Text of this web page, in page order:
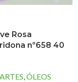
Rosa
nº658 40
,ÓLEOS